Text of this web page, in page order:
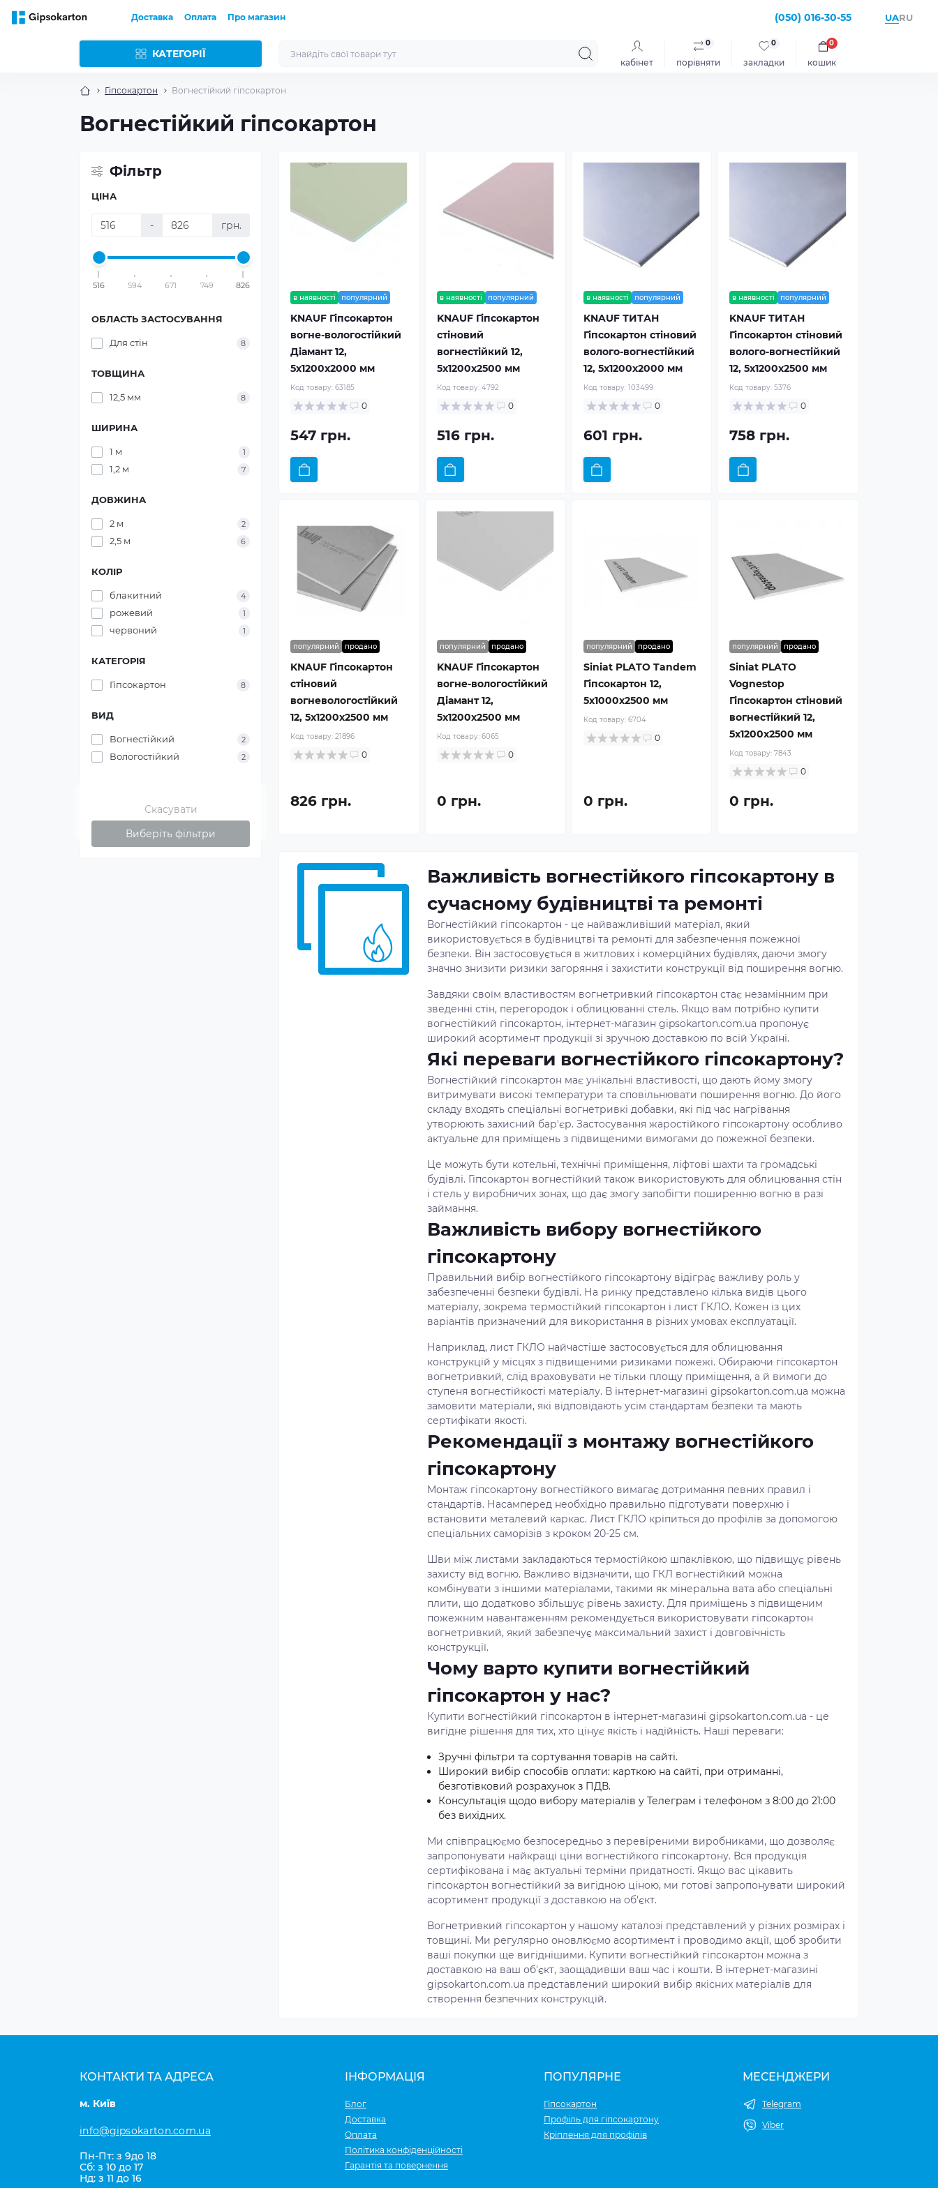
Доставка Оплата Про магазин (050) 016-30-55 UARU
КАТЕГОРІЇ
кабінет порівняти
0
закладки
0
кошик
0
Гіпсокартон Вогнестійкий гіпсокартон
Вогнестійкий гіпсокартон
Фільтр
ЦІНА
- грн.
516 594 671 749 826
ОБЛАСТЬ ЗАСТОСУВАННЯ
Для стін 8
ТОВЩИНА
12,5 мм 8
ШИРИНА
1 м 1
1,2 м 7
ДОВЖИНА
2 м 2
2,5 м 6
КОЛІР
блакитний 4
рожевий 1
червоний 1
КАТЕГОРІЯ
Гіпсокартон 8
ВИД
Вогнестійкий 2
Вологостійкий 2
Скасувати
Виберіть фільтри
в наявності популярний
KNAUF Гіпсокартон
вогне-вологостійкий
Діамант 12,
5x1200x2000 мм
Код товару: 63185
0
547 грн.
в наявності популярний
KNAUF Гіпсокартон
стіновий
вогнестійкий 12,
5x1200x2500 мм
Код товару: 4792
0
516 грн.
в наявності популярний
KNAUF ТИТАН
Гіпсокартон стіновий
волого-вогнестійкий
12, 5x1200x2000 мм
Код товару: 103499
0
601 грн.
в наявності популярний
KNAUF ТИТАН
Гіпсокартон стіновий
волого-вогнестійкий
12, 5x1200x2500 мм
Код товару:5376
0
758 грн.
популярний продано
KNAUF Гіпсокартон
стіновий
вогневологостійкий
12, 5x1200x2500 мм
Код товару: 21896
0
826 грн.
популярний продано
KNAUF Гіпсокартон
вогне-вологостійкий
Діамант 12,
5x1200x2500 мм
Код товару: 6065
0
0 грн.
популярний продано
Siniat PLATO Tandem
Гіпсокартон 12,
5x1000x2500 мм
Код товару: 6704
0
0 грн.
популярний продано
Siniat PLATO
Vognestop
Гіпсокартон стіновий
вогнестійкий 12,
5x1200x2500 мм
Код товару:7843
0
0 грн.
Важливість вогнестійкого гіпсокартону в
сучасному будівництві та ремонті
Вогнестійкий гіпсокартон - це найважливіший матеріал, який
використовується в будівництві та ремонті для забезпечення пожежної
безпеки. Він застосовується в житлових і комерційних будівлях, даючи змогу
значно знизити ризики загоряння і захистити конструкції від поширення вогню.
Завдяки своїм властивостям вогнетривкий гіпсокартон стає незамінним при
зведенні стін, перегородок і облицюванні стель. Якщо вам потрібно купити
вогнестійкий гіпсокартон, інтернет-магазин gipsokarton.com.ua пропонує
широкий асортимент продукції зі зручною доставкою по всій Україні.
Які переваги вогнестійкого гіпсокартону?
Вогнестійкий гіпсокартон має унікальні властивості, що дають йому змогу
витримувати високі температури та сповільнювати поширення вогню. До його
складу входять спеціальні вогнетривкі добавки, які під час нагрівання
утворюють захисний бар'єр. Застосування жаростійкого гіпсокартону особливо
актуальне для приміщень з підвищеними вимогами до пожежної безпеки.
Це можуть бути котельні, технічні приміщення, ліфтові шахти та громадські
будівлі. Гіпсокартон вогнестійкий також використовують для облицювання стін
і стель у виробничих зонах, що дає змогу запобігти поширенню вогню в разі
займання.
Важливість вибору вогнестійкого
гіпсокартону
Правильний вибір вогнестійкого гіпсокартону відіграє важливу роль у
забезпеченні безпеки будівлі. На ринку представлено кілька видів цього
матеріалу, зокрема термостійкий гіпсокартон і лист ГКЛО. Кожен із цих
варіантів призначений для використання в різних умовах експлуатації.
Наприклад, лист ГКЛО найчастіше застосовується для облицювання
конструкцій у місцях з підвищеними ризиками пожежі. Обираючи гіпсокартон
вогнетривкий, слід враховувати не тільки площу приміщення, а й вимоги до
ступеня вогнестійкості матеріалу. В інтернет-магазині gipsokarton.com.ua можна
замовити матеріали, які відповідають усім стандартам безпеки та мають
сертифікати якості.
Рекомендації з монтажу вогнестійкого
гіпсокартону
Монтаж гіпсокартону вогнестійкого вимагає дотримання певних правил і
стандартів. Насамперед необхідно правильно підготувати поверхню і
встановити металевий каркас. Лист ГКЛО кріпиться до профілів за допомогою
спеціальних саморізів з кроком 20-25 см.
Шви між листами закладаються термостійкою шпаклівкою, що підвищує рівень
захисту від вогню. Важливо відзначити, що ГКЛ вогнестійкий можна
комбінувати з іншими матеріалами, такими як мінеральна вата або спеціальні
плити, що додатково збільшує рівень захисту. Для приміщень з підвищеним
пожежним навантаженням рекомендується використовувати гіпсокартон
вогнетривкий, який забезпечує максимальний захист і довговічність
конструкції.
Чому варто купити вогнестійкий
гіпсокартон у нас?
Купити вогнестійкий гіпсокартон в інтернет-магазині gipsokarton.com.ua - це
вигідне рішення для тих, хто цінує якість і надійність. Наші переваги:
Зручні фільтри та сортування товарів на сайті.
Широкий вибір способів оплати: карткою на сайті, при отриманні,
безготівковий розрахунок з ПДВ.
Консультація щодо вибору матеріалів у Телеграм і телефоном з 8:00 до 21:00
без вихідних.
Ми співпрацюємо безпосередньо з перевіреними виробниками, що дозволяє
запропонувати найкращі ціни вогнестійкого гіпсокартону. Вся продукція
сертифікована і має актуальні терміни придатності. Якщо вас цікавить
гіпсокартон вогнестійкий за вигідною ціною, ми готові запропонувати широкий
асортимент продукції з доставкою на об'єкт.
Вогнетривкий гіпсокартон у нашому каталозі представлений у різних розмірах і
товщині. Ми регулярно оновлюємо асортимент і проводимо акції, щоб зробити
ваші покупки ще вигіднішими. Купити вогнестійкий гіпсокартон можна з
доставкою на ваш об'єкт, заощадивши ваш час і кошти. В інтернет-магазині
gipsokarton.com.ua представлений широкий вибір якісних матеріалів для
створення безпечних конструкцій.
КОНТАКТИ ТА АДРЕСА
м. Київ
info@gipsokarton.com.ua
Пн-Пт: з 9до 18
Сб: з 10 до 17
Нд: з 11 до 16
ІНФОРМАЦІЯ
Блог
Доставка
Оплата
Політика конфіденційності
Гарантія та повернення
ПОПУЛЯРНЕ
Гіпсокартон
Профіль для гіпсокартону
Кріплення для профілів
МЕСЕНДЖЕРИ
Telegram
Viber